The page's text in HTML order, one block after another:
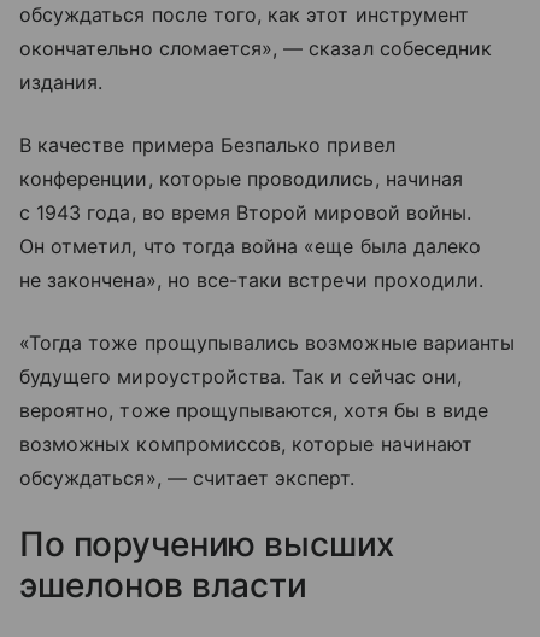
обсуждаться после того, как этот инструмент
окончательно сломается», — сказал собеседник
издания.
В качестве примера Безпалько привел
конференции, которые проводились, начиная
с 1943 года, во время Второй мировой войны.
Он отметил, что тогда война «еще была далеко
не закончена», но все-таки встречи проходили.
«Тогда тоже прощупывались возможные варианты
будущего мироустройства. Так и сейчас они,
вероятно, тоже прощупываются, хотя бы в виде
возможных компромиссов, которые начинают
обсуждаться», — считает эксперт.
По поручению высших
эшелонов власти